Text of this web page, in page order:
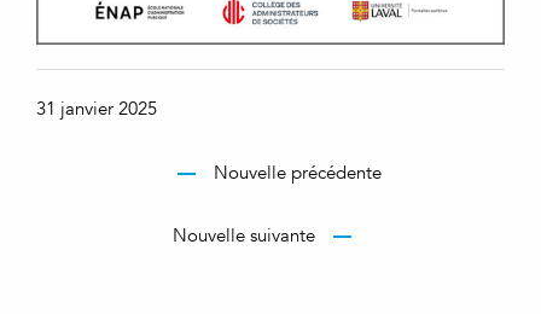
31 janvier 2025
Nouvelle précédente
Nouvelle suivante